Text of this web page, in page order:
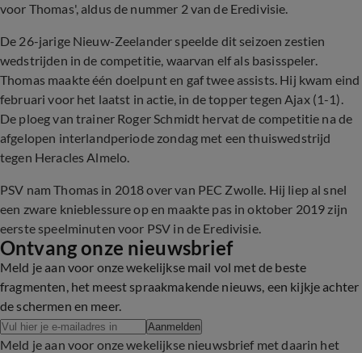
voor Thomas', aldus de nummer 2 van de Eredivisie.
De 26-jarige Nieuw-Zeelander speelde dit seizoen zestien
wedstrijden in de competitie, waarvan elf als basisspeler.
Thomas maakte één doelpunt en gaf twee assists. Hij kwam eind
februari voor het laatst in actie, in de topper tegen Ajax (1-1).
De ploeg van trainer Roger Schmidt hervat de competitie na de
afgelopen interlandperiode zondag met een thuiswedstrijd
tegen Heracles Almelo.
PSV nam Thomas in 2018 over van PEC Zwolle. Hij liep al snel
een zware knieblessure op en maakte pas in oktober 2019 zijn
eerste speelminuten voor PSV in de Eredivisie.
Ontvang onze nieuwsbrief
Meld je aan voor onze wekelijkse mail vol met de beste
fragmenten, het meest spraakmakende nieuws, een kijkje achter
de schermen en meer.
Aanmelden
Meld je aan voor onze wekelijkse nieuwsbrief met daarin het